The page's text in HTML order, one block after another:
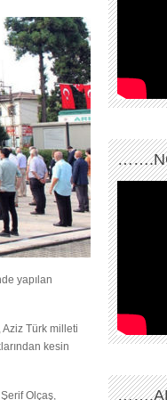
yapılan
Türk milleti
kesin
Olçaş,